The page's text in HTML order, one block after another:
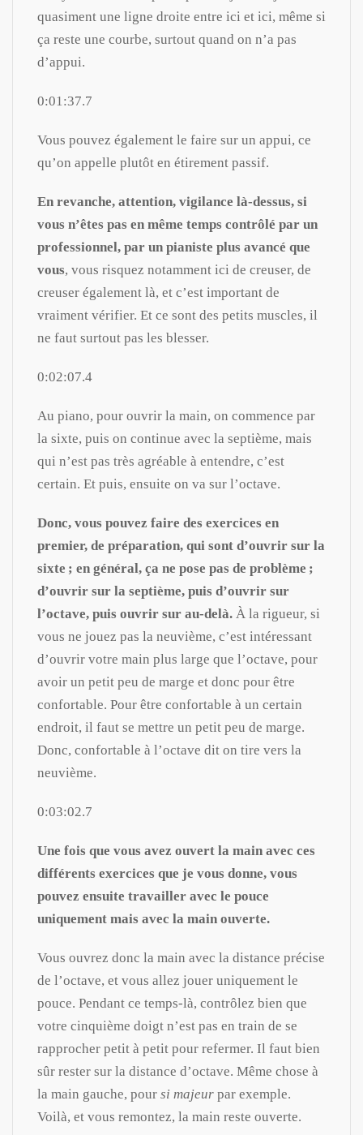
quasiment une ligne droite entre ici et ici, même si
ça reste une courbe, surtout quand on n’a pas
d’appui.
0:01:37.7
Vous pouvez également le faire sur un appui, ce
qu’on appelle plutôt en étirement passif.
En revanche, attention, vigilance là-dessus, si
vous n’êtes pas en même temps contrôlé par un
professionnel, par un pianiste plus avancé que
vous, vous risquez notamment ici de creuser, de
creuser également là, et c’est important de
vraiment vérifier. Et ce sont des petits muscles, il
ne faut surtout pas les blesser.
0:02:07.4
Au piano, pour ouvrir la main, on commence par
la sixte, puis on continue avec la septième, mais
qui n’est pas très agréable à entendre, c’est
certain. Et puis, ensuite on va sur l’octave.
Donc, vous pouvez faire des exercices en
premier, de préparation, qui sont d’ouvrir sur la
sixte ; en général, ça ne pose pas de problème ;
d’ouvrir sur la septième, puis d’ouvrir sur
l’octave, puis ouvrir sur au-delà. À la rigueur, si
vous ne jouez pas la neuvième, c’est intéressant
d’ouvrir votre main plus large que l’octave, pour
avoir un petit peu de marge et donc pour être
confortable. Pour être confortable à un certain
endroit, il faut se mettre un petit peu de marge.
Donc, confortable à l’octave dit on tire vers la
neuvième.
0:03:02.7
Une fois que vous avez ouvert la main avec ces
différents exercices que je vous donne, vous
pouvez ensuite travailler avec le pouce
uniquement mais avec la main ouverte.
Vous ouvrez donc la main avec la distance précise
de l’octave, et vous allez jouer uniquement le
pouce. Pendant ce temps-là, contrôlez bien que
votre cinquième doigt n’est pas en train de se
rapprocher petit à petit pour refermer. Il faut bien
sûr rester sur la distance d’octave. Même chose à
la main gauche, pour si majeur par exemple.
Voilà, et vous remontez, la main reste ouverte.